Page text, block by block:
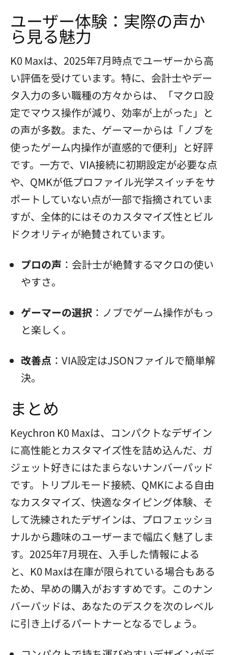
ユーザー体験：実際の声か
ら見る魅力
K0 Maxは、2025年7月時点でユーザーから高
い評価を受けています。特に、会計士やデー
タ入力の多い職種の方々からは、「マクロ設
定でマウス操作が減り、効率が上がった」と
の声が多数。また、ゲーマーからは「ノブを
使ったゲーム内操作が直感的で便利」と好評
です。一方で、VIA接続に初期設定が必要な点
や、QMKが低プロファイル光学スイッチをサ
ポートしていない点が一部で指摘されていま
すが、全体的にはそのカスタマイズ性とビル
ドクオリティが絶賛されています。
プロの声 ：会計士が絶賛するマクロの使い
やすさ。
ゲーマーの選択 ：ノブでゲーム操作がもっ
と楽しく。
改善点 ：VIA設定はJSONファイルで簡単解
決。
まとめ
Keychron K0 Maxは、コンパクトなデザイン
に高性能とカスタマイズ性を詰め込んだ、ガ
ジェット好きにはたまらないナンバーパッド
です。トリプルモード接続、QMKによる自由
なカスタマイズ、快適なタイピング体験、そ
して洗練されたデザインは、プロフェッショ
ナルから趣味のユーザーまで幅広く魅了しま
す。2025年7月現在、入手した情報による
と、K0 Maxは在庫が限られている場合もある
ため、早めの購入がおすすめです。このナン
バーパッドは、あなたのデスクを次のレベル
に引き上げるパートナーとなるでしょう。